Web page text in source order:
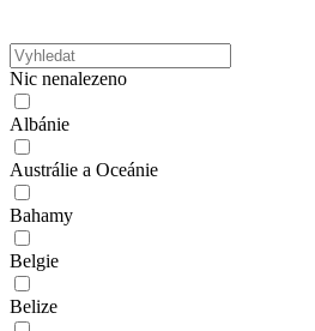
Nic nenalezeno
Albánie
Austrálie a Oceánie
Bahamy
Belgie
Belize